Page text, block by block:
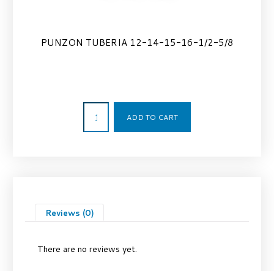
PUNZON TUBERIA 12-14-15-16-1/2-5/8
ADD TO CART
Reviews (0)
There are no reviews yet.